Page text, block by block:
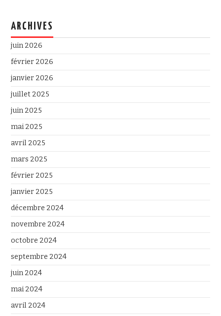
ARCHIVES
juin 2026
février 2026
janvier 2026
juillet 2025
juin 2025
mai 2025
avril 2025
mars 2025
février 2025
janvier 2025
décembre 2024
novembre 2024
octobre 2024
septembre 2024
juin 2024
mai 2024
avril 2024